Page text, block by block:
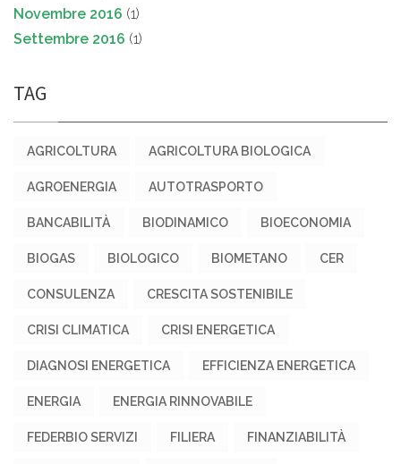
Novembre 2016 (1)
Settembre 2016 (1)
TAG
AGRICOLTURA AGRICOLTURA BIOLOGICA
AGROENERGIA AUTOTRASPORTO
BANCABILITÀ BIODINAMICO BIOECONOMIA
BIOGAS BIOLOGICO BIOMETANO CER
CONSULENZA CRESCITA SOSTENIBILE
CRISI CLIMATICA CRISI ENERGETICA
DIAGNOSI ENERGETICA EFFICIENZA ENERGETICA
ENERGIA ENERGIA RINNOVABILE
FEDERBIO SERVIZI FILIERA FINANZIABILITÀ